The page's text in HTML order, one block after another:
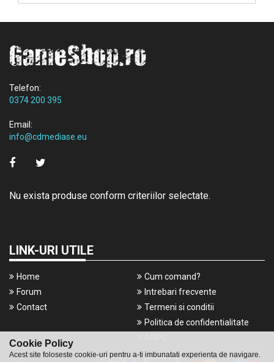
Cookie Policy
Acest site foloseste cookie-uri pentru a-ti imbunatati experienta de navigare.
Telefon:
0374 200 395
Email:
info@cdmediase.eu
Nu exista produse conform criteriilor selectate.
LINK-URI UTILE
Home
Forum
Contact
Cum comand?
Intrebari frecvente
Termeni si conditii
Politica de confidentialitate